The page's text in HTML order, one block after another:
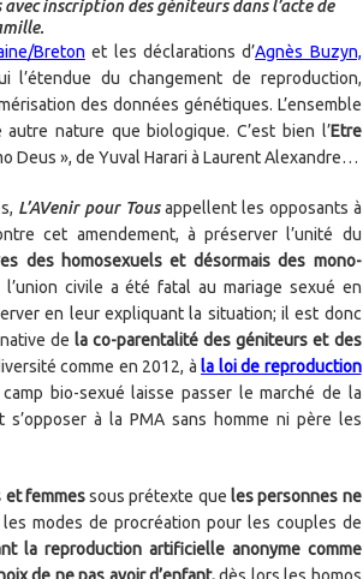
avec inscription des géniteurs dans l’acte de
Breton et les déclarations d’Agnès Buzyn,
l’étendue du changement de reproduction,
des données génétiques. L’ensemble
nature que biologique. C’est bien l’Etre
Deus », de Yuval Harari à Laurent Alexandre…
L’AVenir pour Tousappellent les opposants à
cet amendement, à préserver l’unité du
des homosexuels et désormais des mono-
civile a été fatal au mariage sexué en
en leur expliquant la situation; il est donc
de la co-parentalité des géniteurs et des
comme en 2012, à la loi de reproduction
bio-sexué laisse passer le marché de la
à la PMA sans homme ni père les
et femmessous prétexte que les personnes ne
les modes de procréation pour les couples de
la reproduction artificielle anonyme comme